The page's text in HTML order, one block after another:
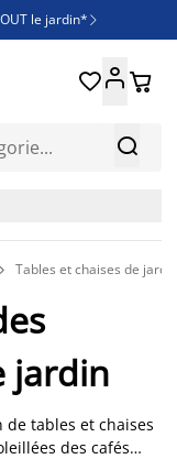
le jardin* 

 
 Tables et chaises de jardin
jardin
de tables et chaises
des cafés